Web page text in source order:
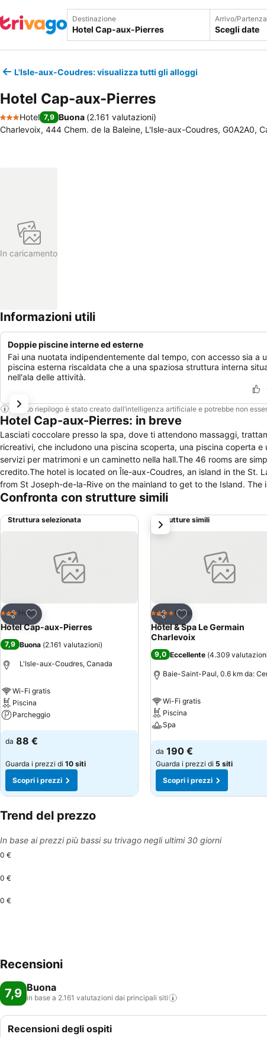
Destinazione Arrivo/Partenza
Scegli date
L'Isle-aux-Coudres: visualizza tutti gli alloggi
Hotel Cap-aux-Pierres
3 Stelle
Hotel 7,9 Buona (2.161 valutazioni)
Charlevoix, 444 Chem. de la Baleine, L'Isle-aux-Coudres, G0A2A0,
In caricamento
Informazioni utili
Doppie piscine interne ed esterne
Fai una nuotata indipendentemente dal tempo, con accesso sia a
piscina esterna riscaldata che a una spaziosa struttura interna
nell'ala delle attività.
Questo riepilogo è stato creato dall’intelligenza artificiale e potrebbe non
Hotel Cap-aux-Pierres: in breve
Lasciati coccolare presso la spa, dove ti attendono massaggi,
ricreativi, che includono una piscina scoperta, una piscina coperta
servizi per matrimoni e un caminetto nella hall.The 46 rooms are
credito.The hotel is located on Île-aux-Coudres, an island in the St.
from St Joseph-de-la-Rive on the mainland to get to the Island.
admire a view of the St Lawrence Seaway, with the mountains of
125 kms dall\'aeroporto più vicino (quebec) 100 km dalla stazione
Confronta con strutture simili
Struttura selezionata
Condividi
Aggiungi ai preferiti
3 StelleHotel
Hotel Cap-aux-Pierres
7,9 Buona (2.161 valutazioni)
L'Isle-aux-Coudres, Canada
Wi-Fi gratis
Piscina
Parcheggio
Scopri i prezzi
da 88 €
Guarda i prezzi di 10 siti
Scopri i prezzi
Strutture simili
Condividi
Aggiungi ai preferiti
4 StelleHotel
Hôtel & Spa Le Germain
Charlevoix
9,0 Eccellente (4.309 valutazioni
Baie-Saint-Paul, 0.6 km da:
Wi-Fi gratis
Piscina
Spa
Scopri i prezzi
da 190 €
Guarda i prezzi di 5 siti
Scopri i prezzi
successivo
Trend del prezzo
In base ai prezzi più bassi su trivago negli ultimi 30 giorni
0 €
0 €
0 €
Recensioni
7,9 Buona
in base a 2.161 valutazioni dai principali siti
Recensioni degli ospiti